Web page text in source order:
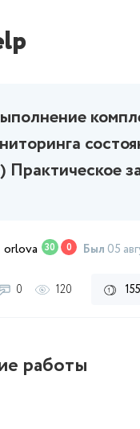
Практическое
orlova 30 0 Был 05
0 120
работы